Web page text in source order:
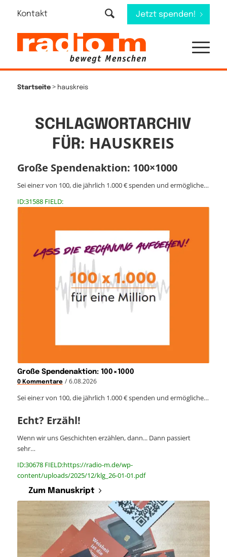
Kontakt Jetzt spenden!
Startseite> hauskreis
SCHLAGWORTARCHIV
FÜR: HAUSKREIS
Große Spendenaktion: 100×1000
Sei eine:r von 100, die jährlich 1.000 € spenden und ermögliche…
ID:31588 FIELD:
Große Spendenaktion: 100×1000
0 Kommentare / 6.08.2026
Sei eine:r von 100, die jährlich 1.000 € spenden und ermögliche…
Echt? Erzähl!
Wenn wir uns Geschichten erzählen, dann... Dann passiert
sehr…
ID:30678 FIELD:https://radio-m.de/wp-
content/uploads/2025/12/klg_26-01-01.pdf
Zum Manuskript